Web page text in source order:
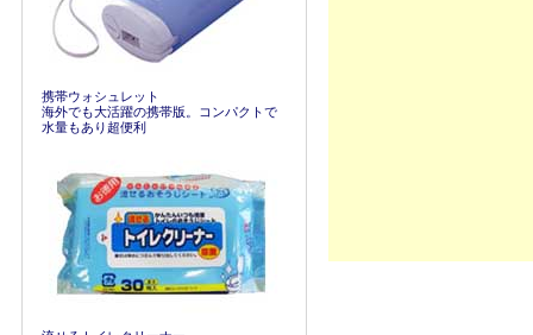
携帯ウォシュレット
海外でも大活躍の携帯版。コンパクトで
水量もあり超便利